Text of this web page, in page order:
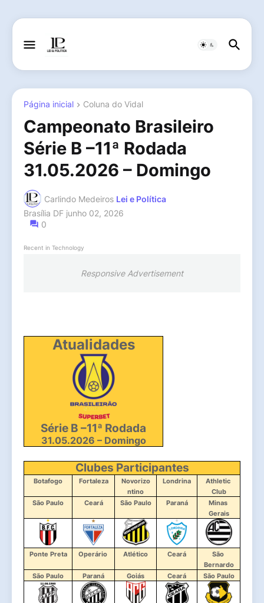
Página inicial Coluna do Vidal
Campeonato Brasileiro
Série B –11ª Rodada
31.05.2026 – Domingo
Carlindo Medeiros Lei e Política
Brasília DF junho 02, 2026
0
Recent in Technology
Responsive Advertisement
Atualidades
Série B –11ª Rodada
31.05.2026 – Domingo
Clubes Participantes
Botafogo Fortaleza
Novorizo
ntino
Londrina
Athletic
Club
São Paulo
Ceará São Paulo Paraná
Minas
Gerais
Ponte Preta Operário Atlético Ceará
São
Bernardo
São Paulo
Paraná Goiás Ceará São Paulo